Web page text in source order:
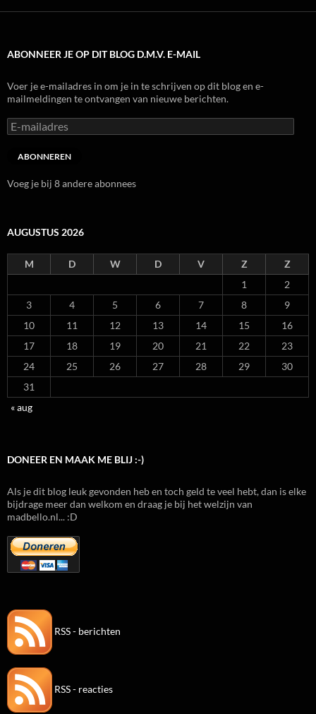
ABONNEER JE OP DIT BLOG D.M.V. E-MAIL
Voer je e-mailadres in om je in te schrijven op dit blog en e-
mailmeldingen te ontvangen van nieuwe berichten.
E-
mailadres
ABONNEREN
Voeg je bij 8 andere abonnees
AUGUSTUS 2026
M D W D V Z
Z
1
2
3
4 5 6 7 8
9
10
11 12 13 14 15
16
17
18 19 20 21 22
23
24
25 26 27 28 29
30
31
« aug
DONEER EN MAAK ME BLIJ :-)
Als je dit blog leuk gevonden heb en toch geld te veel hebt, dan is elke
bijdrage meer dan welkom en draag je bij het welzijn van
madbello.nl... :D
RSS - berichten
RSS - reacties